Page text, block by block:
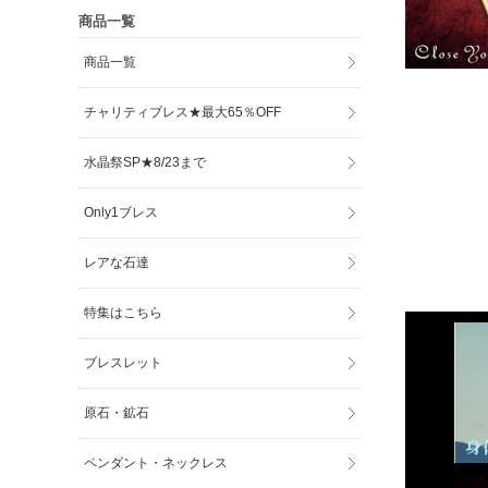
商品一覧
商品一覧
チャリティブレス★最大65％OFF
水晶祭SP★8/23まで
Only1ブレス
レアな石達
特集はこちら
ブレスレット
原石・鉱石
ペンダント・ネックレス